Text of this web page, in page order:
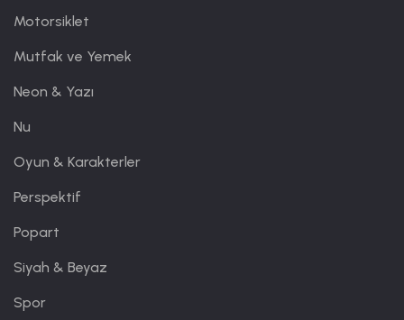
Motorsiklet
Mutfak ve Yemek
Neon & Yazı
Nu
Oyun & Karakterler
Perspektif
Popart
Siyah & Beyaz
Spor